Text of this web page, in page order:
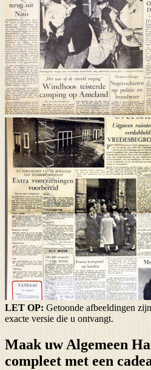
LET OP: Getoonde afbeeldingen
exacte versie die u ontvangt.
Maak uw Algemeen
compleet met een